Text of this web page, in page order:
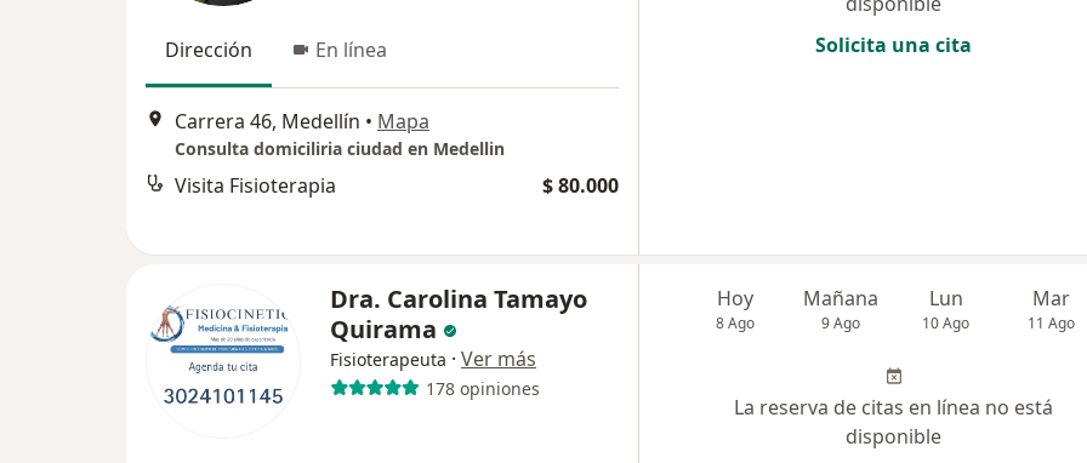
Dirección En línea
Carrera 46, Medellín • Mapa
Consulta domiciliria ciudad en Medellin
Visita Fisioterapia $ 80.000
Solicita una cita
Dra. Carolina Tamayo
Quirama
Fisioterapeuta · Ver más
178 opiniones
Hoy
8 Ago
Mañana
9 Ago
Lun
10 Ago
Mar
11 Ago
La reserva de citas en línea no está
disponible